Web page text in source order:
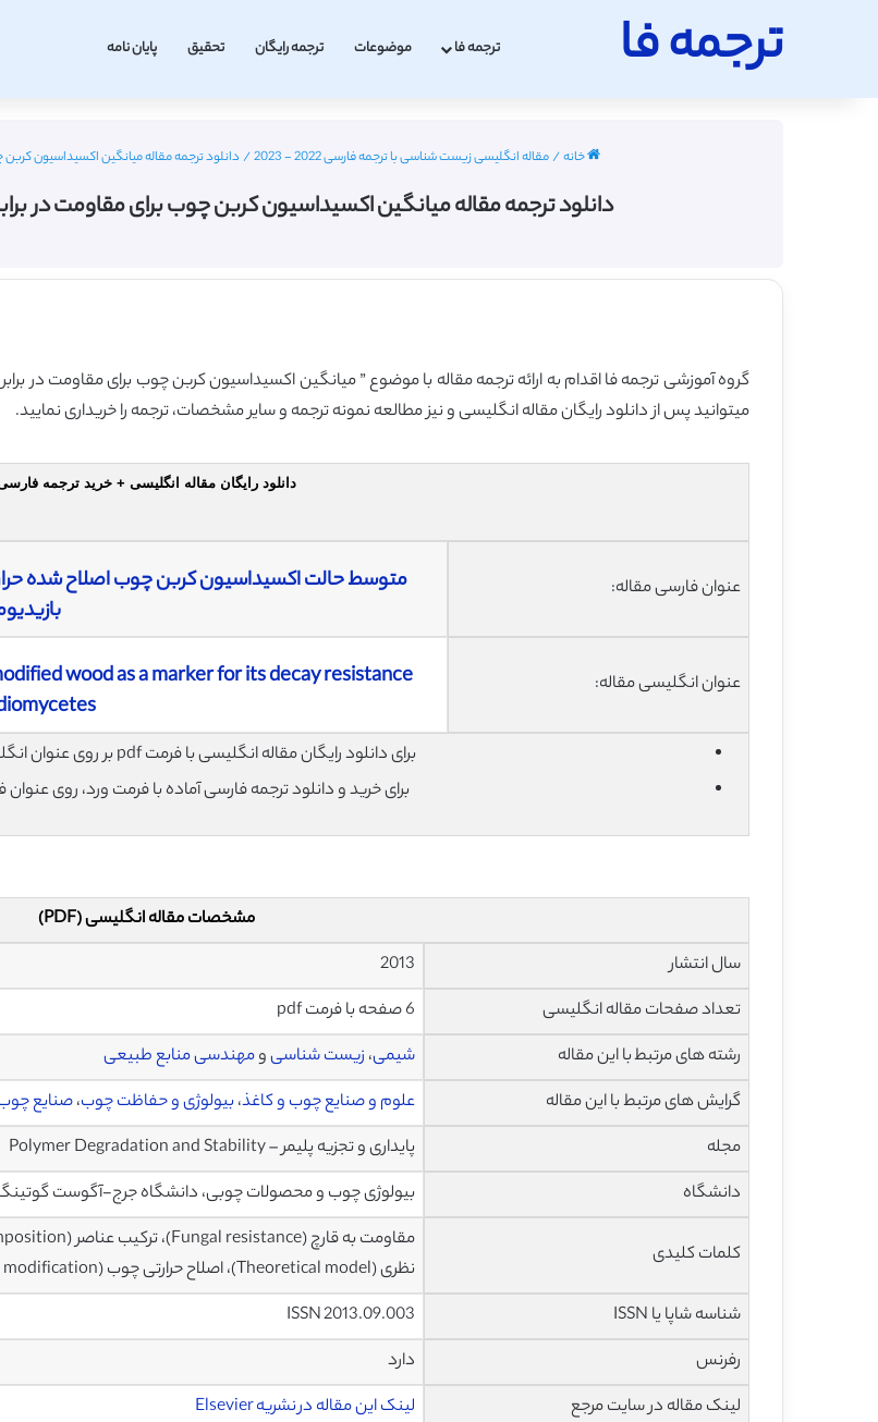
ترجمه فا ترجمه فا موضوعات ترجمه رایگان تحقیق پایان نامه
خانه/مقاله انگلیسی زیست شناسی با ترجمه فارسی 2022 - 2023 / دانلود ترجمه مقاله میانگین اکسیداسیون
دانلود ترجمه مقاله میانگین اکسیداسیون کربن چوب برای مقاومت در
گروه آموزشی ترجمه فا اقدام به ارائه ترجمه مقاله با موضوع ” میانگین اکسیداسیون کربن چوب برای مقاومت در
میتوانید پس از دانلود رایگان مقاله انگلیسی و نیز مطالعه نمونه ترجمه و سایر مشخصات، ترجمه را خریداری نمایید.
دانلود رایگان مقاله انگلیسی + خرید ترجمه
عنوان فارسی مقاله:
متوسط حالت اکسیداسیون کربن چوب اصلاح شده
عنوان انگلیسی مقاله:
wood as a marker for its decay resistance
برای دانلود رایگان مقاله انگلیسی با فرمت pdf بر روی عنوان انگلیسی مقاله کلیک نمایید.
برای خرید و دانلود ترجمه فارسی آماده با فرمت ورد، روی
مشخصات مقاله انگلیسی (PDF)
سال انتشار
2013
تعداد صفحات مقاله انگلیسی
6 صفحه با فرمت pdf
رشته های مرتبط با این مقاله
شیمی، زیست شناسیومهندسی منابع طبیعی
گرایش های مرتبط با این مقاله
علوم و صنایع چوب و کاغذ،بیولوژی و حفاظت چوب،صنایع
مجله
پایداری و تجزیه پلیمر – Polymer Degradation and Stability
دانشگاه
بیولوژی چوب و محصولات چوبی، دانشگاه جرج-آگوست
کلمات کلیدی
نظری (Theoretical model)، اصلاح حرارتی چوب (Thermal wood modification)
شناسه شاپا یا ISSN
ISSN 2013.09.003
رفرنس
دارد
لینک مقاله در سایت مرجع
لینک این مقاله در نشریه Elsevier